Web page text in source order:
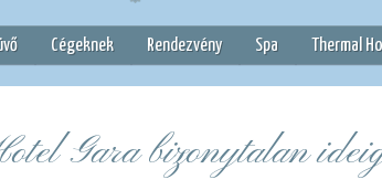
Cégeknek Rendezvény Spa Thermal
Gara bizonytalan